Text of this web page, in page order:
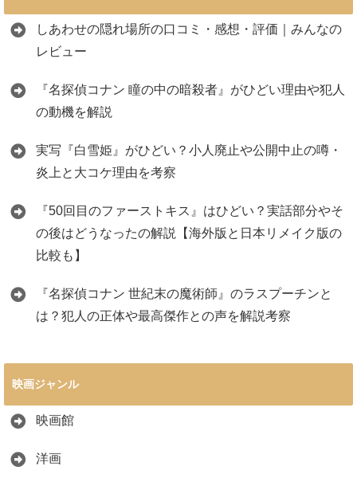
しあわせの隠れ場所の口コミ・感想・評価｜みんなの
レビュー
『名探偵コナン 瞳の中の暗殺者』がひどい理由や犯人
の動機を解説
実写『白雪姫』がひどい？小人廃止や公開中止の噂・
炎上と大コケ理由を考察
『50回目のファーストキス』はひどい？実話部分やそ
の後はどうなったの解説【海外版と日本リメイク版の
比較も】
『名探偵コナン 世紀末の魔術師』のラスプーチンと
は？犯人の正体や最高傑作との声を解説考察
映画ジャンル
映画館
洋画